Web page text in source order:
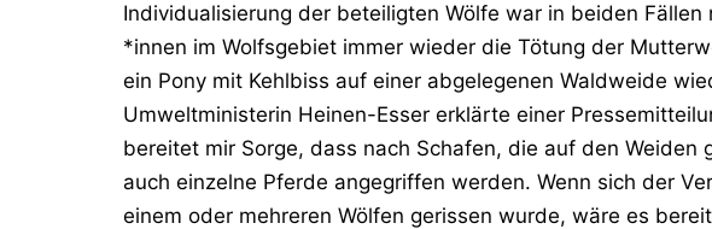
Individualisierung der beteiligten Wölfe war in beiden
*innen im Wolfsgebiet immer wieder die Tötung der
ein Pony mit Kehlbiss auf einer abgelegenen Waldweide
Umweltministerin Heinen-Esser erklärte einer
bereitet mir Sorge, dass nach Schafen, die auf den
auch einzelne Pferde angegriffen werden. Wenn sich der
einem oder mehreren Wölfen gerissen wurde, wäre es